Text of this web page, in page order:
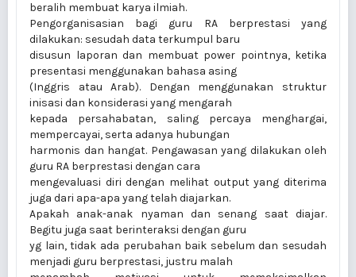
beralih membuat karya ilmiah.
Pengorganisasian bagi guru RA berprestasi yang
dilakukan: sesudah data terkumpul baru
disusun laporan dan membuat power pointnya, ketika
presentasi menggunakan bahasa asing
(Inggris atau Arab). Dengan menggunakan struktur
inisasi dan konsiderasi yang mengarah
kepada persahabatan, saling percaya menghargai,
mempercayai, serta adanya hubungan
harmonis dan hangat. Pengawasan yang dilakukan oleh
guru RA berprestasi dengan cara
mengevaluasi diri dengan melihat output yang diterima
juga dari apa-apa yang telah diajarkan.
Apakah anak-anak nyaman dan senang saat diajar.
Begitu juga saat berinteraksi dengan guru
yg lain, tidak ada perubahan baik sebelum dan sesudah
menjadi guru berprestasi, justru malah